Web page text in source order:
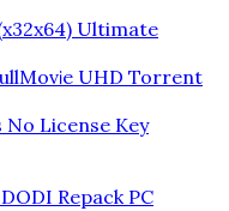
Ultimate
UHD Torrent
No License Key
Repack PC